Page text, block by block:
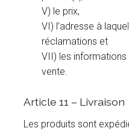
V) le prix,
VI) l’adresse à
réclamations et
VII) les
vente.
Article 11 – Livraison
Les produits sont